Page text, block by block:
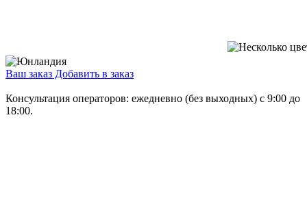
Ваш заказ Добавить в заказ
Консультация операторов: ежедневно (без выходных) с 9:00 до
18:00.